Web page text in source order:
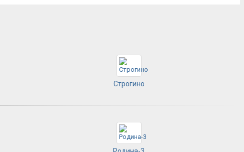
Строгино